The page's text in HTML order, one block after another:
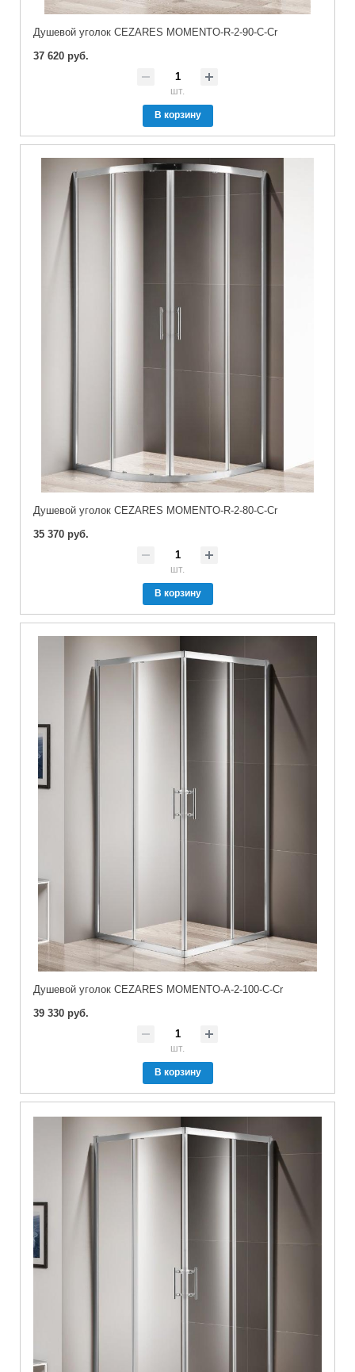
Душевой уголок CEZARES MOMENTO-R-2-90-C-Cr
37 620 руб.
шт.
В корзину
Душевой уголок CEZARES MOMENTO-R-2-80-C-Cr
35 370 руб.
шт.
В корзину
Душевой уголок CEZARES MOMENTO-A-2-100-C-Cr
39 330 руб.
шт.
В корзину